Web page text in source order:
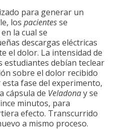
para generar un
los pacientesse
la cual se
descargas eléctricas
el dolor. La intensidad de
estudiantes debían teclear
sobre el dolor recibido
fase del experimento,
cápsula de Veladonay se
minutos, para
efecto. Transcurrido
a mismo proceso.